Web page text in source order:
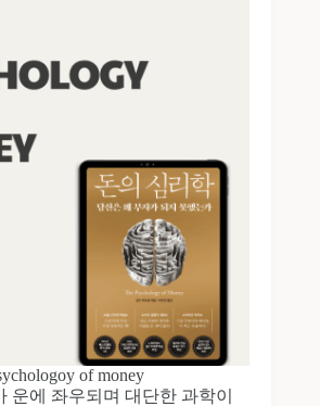
of money
운에 좌우되며 대단한 과학이